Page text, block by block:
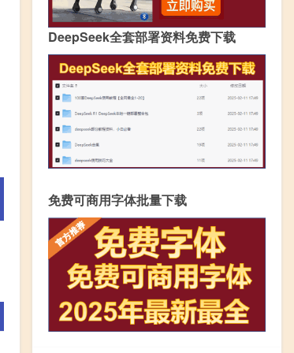
DeepSeek全套部署资料免费下载
免费可商用字体批量下载